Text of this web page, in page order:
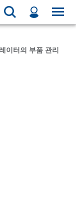
이터의 부품 관리